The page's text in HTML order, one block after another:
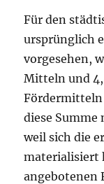
Für den
ursprünglich
vorgesehen,
Mitteln und
Fördermitteln
diese Summe
weil sich die
materialisiert
angebotenen